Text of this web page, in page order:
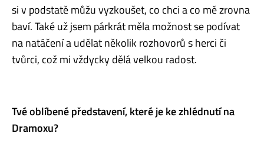
si v podstatě můžu vyzkoušet, co chci a co mě zrovna
baví. Také už jsem párkrát měla možnost se podívat
na natáčení a udělat několik rozhovorů s herci či
tvůrci, což mi vždycky dělá velkou radost.
Tvé oblíbené představení, které je ke zhlédnutí na
Dramoxu?